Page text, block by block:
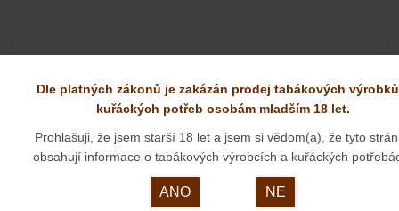
01. 09. 2025
Dle platných zákonů je zakázán prodej tabákových
kuřáckých potřeb osobám mladším 18 let.
Prohlašuji, že jsem starší 18 let a jsem si vědom(a), že tyto
obsahují informace o tabákových výrobcích a kuřáckých
ANO NE